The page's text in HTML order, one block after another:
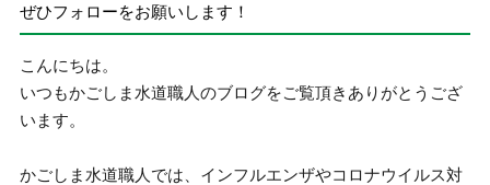
ぜひフォローをお願いします！
こんにちは。
いつもかごしま水道職人のブログをご覧頂きありがとうござ
います。
かごしま水道職人では、インフルエンザやコロナウイルス対